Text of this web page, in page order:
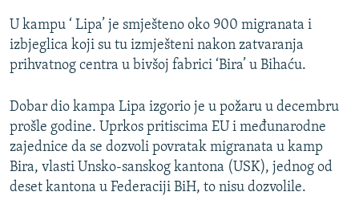
U kampu ‘ Lipa’ je smješteno oko 900 migranata i
izbjeglica koji su tu izmješteni nakon zatvaranja
prihvatnog centra u bivšoj fabrici ‘Bira’ u Bihaću.
Dobar dio kampa Lipa izgorio je u požaru u decembru
prošle godine. Uprkos pritiscima EU i međunarodne
zajednice da se dozvoli povratak migranata u kamp
Bira, vlasti Unsko-sanskog kantona (USK), jednog od
deset kantona u Federaciji BiH, to nisu dozvolile.